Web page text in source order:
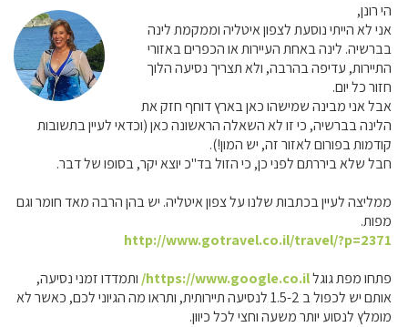
הי רונן,
אני לא הייתי נוסעת לצפון איטליה וממקמת לינה
בברשיה. לינה באחת העיירות או הכפרים באזורי
התיירות, עדיפה בהרבה, ולא תצריך נסיעה הלוך
חזור כל יום.
אבל אני מבינה שמישהו כאן בארץ דוחף חזק את
הלינה בברשיה, כי זו לא השאלה הראשונה כאן (וכדאי לעיין בתשובות
קודמות בפורום לאזור זה, יש המון!).
חבל שלא ביררתם לפני כן, כי הזול בד"כ יוצא יקר, בסופו של דבר.
ממליצה לעיין בכתבות שלנו על צפון איטליה. יש בהן הרבה מאד חומר וגם
מפות.
http://www.gotravel.co.il/travel/?p=2371
פתחו מפת גוגלhttps://www.google.co.il/ ותמדדו זמני נסיעה,
אותם יש לכפול ב 1.5-2 לנסיעה תיירותית, ותראו מה הגיוני לכם, כאשר לא
מומלץ לנסוע יותר משעה וחצי לכל כיוון.